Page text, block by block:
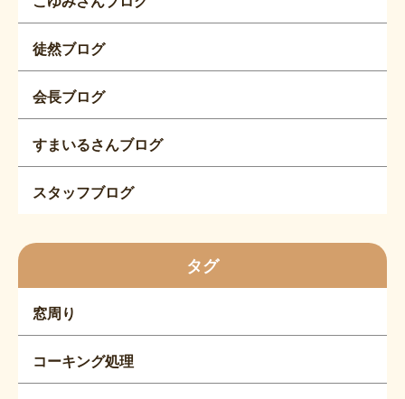
徒然ブログ
会長ブログ
すまいるさんブログ
スタッフブログ
タグ
窓周り
コーキング処理